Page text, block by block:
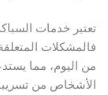
تعتبر خدمات
فالمشكلات
من اليوم، مما
الأشخاص من